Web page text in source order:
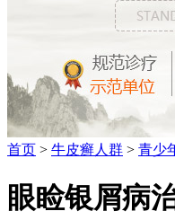
首页 > 牛皮癣人群 > 青少
眼睑银屑病